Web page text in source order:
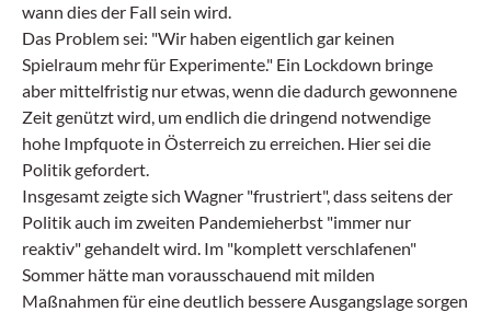
wann dies der Fall sein wird.
Das Problem sei: "Wir haben eigentlich gar keinen
Spielraum mehr für Experimente." Ein Lockdown bringe
aber mittelfristig nur etwas, wenn die dadurch gewonnene
Zeit genützt wird, um endlich die dringend notwendige
hohe Impfquote in Österreich zu erreichen. Hier sei die
Politik gefordert.
Insgesamt zeigte sich Wagner "frustriert", dass seitens der
Politik auch im zweiten Pandemieherbst "immer nur
reaktiv" gehandelt wird. Im "komplett verschlafenen"
Sommer hätte man vorausschauend mit milden
Maßnahmen für eine deutlich bessere Ausgangslage sorgen